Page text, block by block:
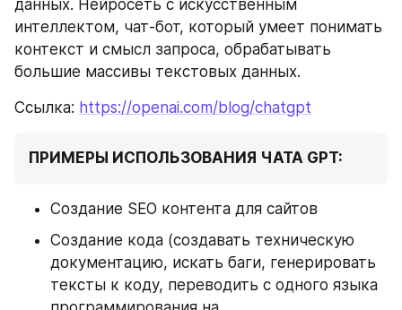
данных. Нейросеть с искусственным
интеллектом, чат-бот, который умеет понимать
контекст и смысл запроса, обрабатывать
большие массивы текстовых данных.
Ссылка: https://openai.com/blog/chatgpt
ПРИМЕРЫ ИСПОЛЬЗОВАНИЯ ЧАТА GPT:
Создание SEO контента для сайтов
Создание кода (создавать техническую
документацию, искать баги, генерировать
тексты к коду, переводить с одного языка